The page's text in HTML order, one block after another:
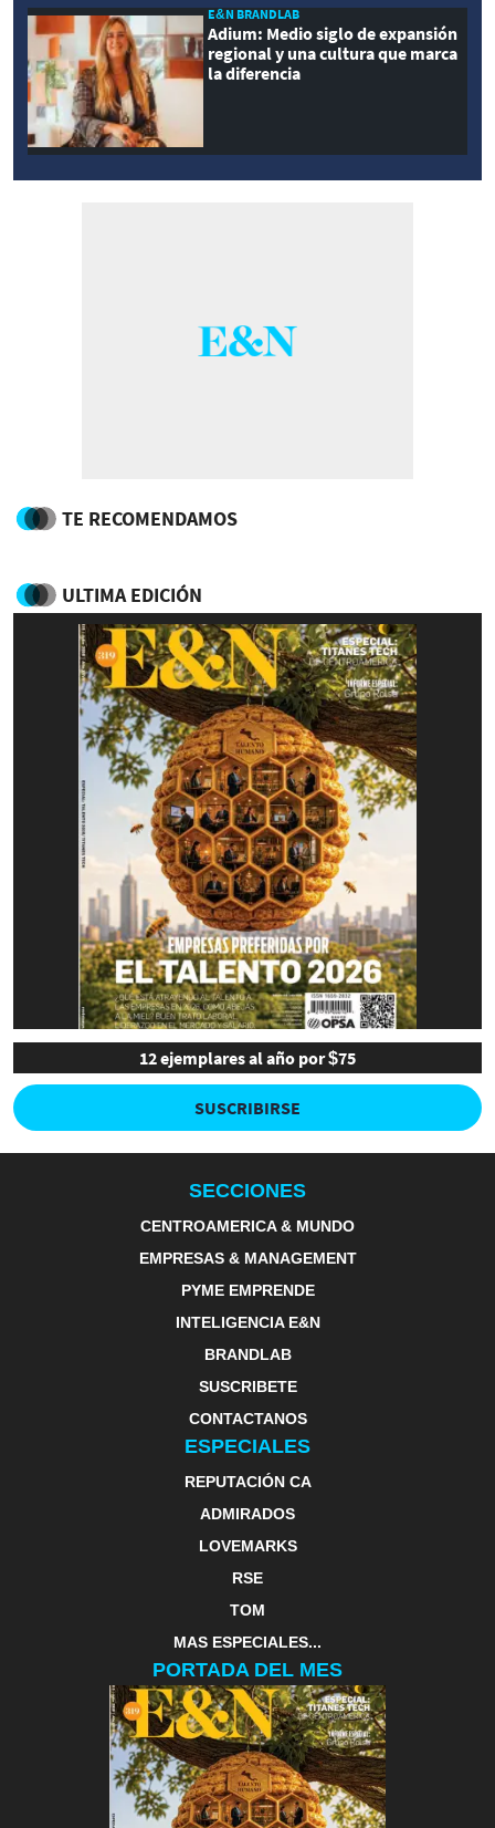
E&N BRANDLAB
Adium: Medio siglo de expansión
regional y una cultura que marca
la diferencia
TE RECOMENDAMOS
ULTIMA EDICIÓN
12 ejemplares al año por $75
SUSCRIBIRSE
SECCIONES
CENTROAMERICA & MUNDO
EMPRESAS & MANAGEMENT
PYME EMPRENDE
INTELIGENCIA E&N
BRANDLAB
SUSCRIBETE
CONTACTANOS
ESPECIALES
REPUTACIÓN CA
ADMIRADOS
LOVEMARKS
RSE
TOM
MAS ESPECIALES...
PORTADA DEL MES